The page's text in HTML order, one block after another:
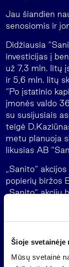
Šioje svetainėje
Mūsų svetainė
Jau šiandien
senosiomis ir
Didžiausia
investicijas į
už 7,3 mln. litų
ir 5,6 mln. litų
“Po įstatinio
įmonės valdo
su susijusiais
teigė
metu planuoja
likusias AB
„Sanito“
popierių biržos
„Sanito” akcijų
dieną, buvo 53
94,926 mln.
“Sanitas” yra
vertybinių